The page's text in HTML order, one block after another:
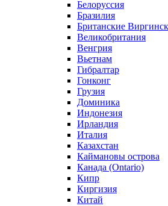
Белоруссия
Бразилия
Британские
Великобритания
Венгрия
Вьетнам
Гибралтар
Гонконг
Грузия
Доминика
Индонезия
Ирландия
Италия
Казахстан
Каймановы острова
Канада (Ontario)
Кипр
Киргизия
Китай